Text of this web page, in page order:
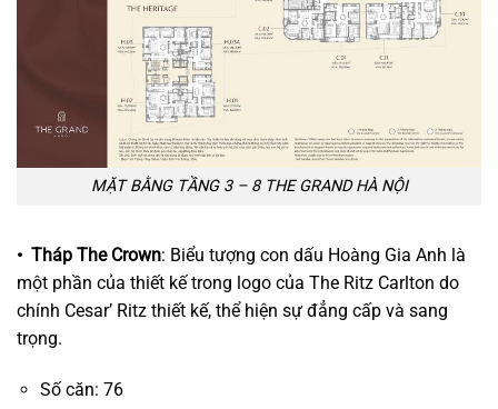
MẶT BẰNG TẦNG 3 – 8 THE GRAND HÀ NỘI
• Tháp The Crown: Biểu tượng con dấu Hoàng Gia Anh là
một phần của thiết kế trong logo của The Ritz Carlton do
chính Cesar’ Ritz thiết kế, thể hiện sự đẳng cấp và sang
trọng.
Số căn: 76